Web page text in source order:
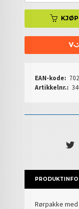
KJØP
EAN-kode:
Artikkelnr.:
PRODUKTINFO
Rørpakke